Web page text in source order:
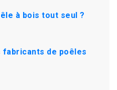
à bois tout seul ?
de poêles